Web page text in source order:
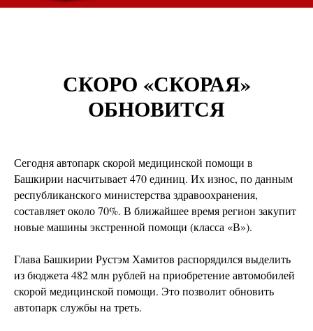
СКОРО «СКОРАЯ»
ОБНОВИТСЯ
Сегодня автопарк скорой медицинской помощи в
Башкирии насчитывает 470 единиц. Их износ, по данным
республиканского министерства здравоохранения,
составляет около 70%. В ближайшее время регион закупит
новые машины экстренной помощи (класса «В»).
Глава Башкирии Рустэм Хамитов распорядился выделить
из бюджета 482 млн рублей на приобретение автомобилей
скорой медицинской помощи. Это позволит обновить
автопарк службы на треть.